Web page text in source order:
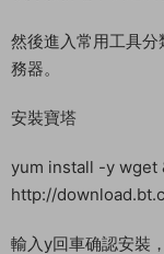
教程介紹
MT3換皮夢幻西遊